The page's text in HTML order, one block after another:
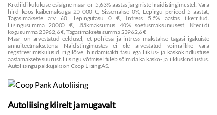
Krediidi kulukuse esialgne määr on 5,63% aastas järgmistel näidistingimustel: Vara
hind koos käibemaksuga 20 000 €, Sissemakse 0%, Lepingu periood 5 aastat,
Tagasimaksete arv 60, Lepingutasu 0 €, Intress 5,5% aastas fikerritud.
Liisingusumma 20000 €, Jääkmaksumus 40% soetusmaksumusest, Krediidi
kogusumma 23962,6 €, Tagasimaksete summa 23962,6 €
Määr on arvestatud eeldusel, et põhiosa ja intress makstakse tagasi igakuiste
annuiteetmaksetena. Näidistingimustes ei ole arvestatud võimalikke vara
registreerimiskulusid, riigilõive, hindamisakti tasu ega liiklus- ja kaskokindlustuse
aastamaksete suurust. Liisingu võtmisel tuleb sõlmida ka kasko- ja liikluskindlustus.
Autoliisingu pakkujaks on Coop Liising AS.
Autoliising kiirelt ja mugavalt